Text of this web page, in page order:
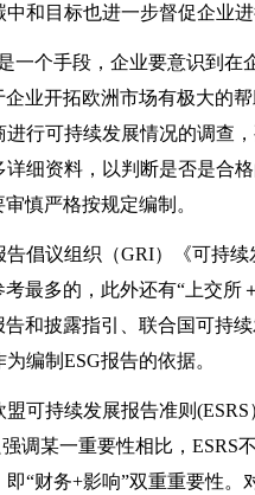
和目标也进一步督促企业进
一个手段，企业要意识到在
企业开拓欧洲市场有极大的
进行可持续发展情况的调查
详细资料，以判断是否是合
慎严格按规定编制。
告倡议组织（GRI）《可持
最多的，此外还有“上交所
和披露指引、联合国可持
编制ESG报告的依据。
盟可持续发展报告准则
调某一重要性相比，ESRS
“财务+影响”双重重要性。